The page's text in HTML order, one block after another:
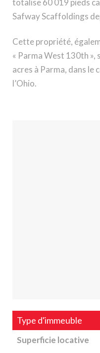
totalise 60 019 pieds
Safway Scaffoldings
Cette propriété,
« Parma West 130th »,
acres à Parma, dans le
l’Ohio.
Type d'immeuble
Superficie locative